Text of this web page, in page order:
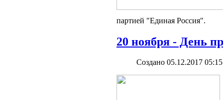
партией "Единая Россия".
20 ноября - День
Создано 05.12.2017 05:15